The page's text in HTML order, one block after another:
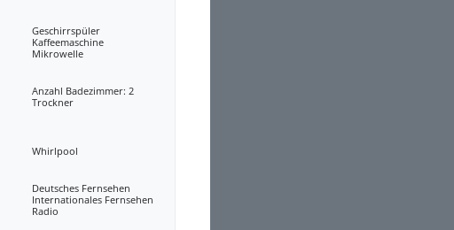
Geschirrspüler
Kaffeemaschine
Mikrowelle
Anzahl Badezimmer: 2
Trockner
Whirlpool
Deutsches Fernsehen
Internationales Fernsehen
Radio